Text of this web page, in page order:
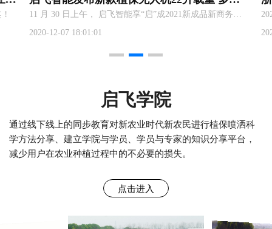
​11 月 30 日上午， 启飞智能享“启”成2021新成品新商务发布会在杭州举行,共同见证探讨科技对农业行业的推动，展望智慧农业新发展。
18:01:01
2020-10-09
启飞学院
通过线下线上的同步教育对新农业时代新农民进行植保喷洒科
学方法分享、建立学院与学员、学员与专家的知识分享平台，
减少用户在农业种植过程中的不必要的损失。
点击进入